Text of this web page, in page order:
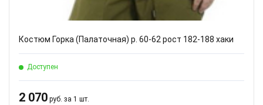
Костюм Горка (Палаточная) р. 60-62 рост 182-188 хаки
Доступен
2 070 руб. за 1 шт.